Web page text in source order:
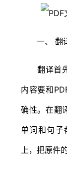
一、 翻
翻译首先
内容要和
确性。在翻
单词和句子
上，把原件